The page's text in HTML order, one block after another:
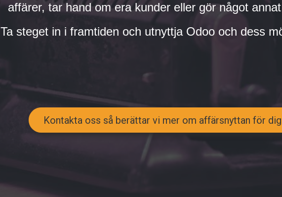
affärer, tar hand om era kunder eller gör något
Ta steget in i framtiden och utnyttja Odoo och dess
Kontakta oss så berättar vi mer om affärsnyttan för dig